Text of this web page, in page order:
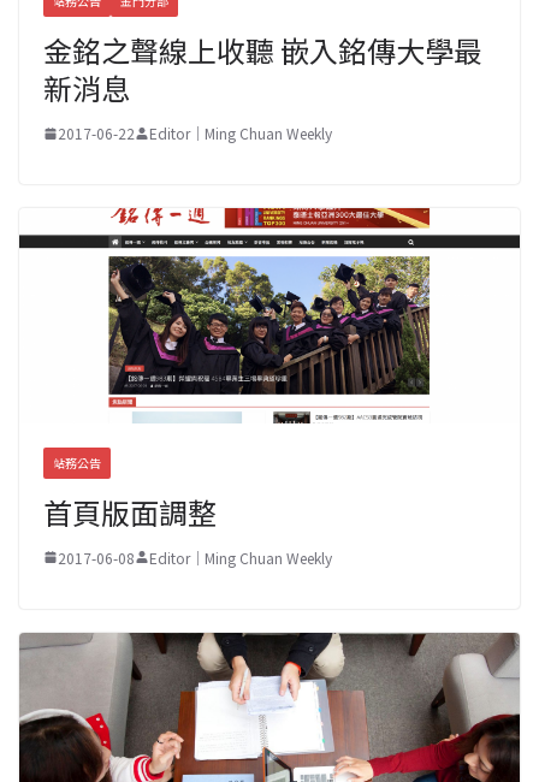
金銘之聲線上收聽 嵌入銘傳大學最
新消息
2017-06-22 Editor｜Ming Chuan Weekly
站務公告
首頁版面調整
2017-06-08 Editor｜Ming Chuan Weekly